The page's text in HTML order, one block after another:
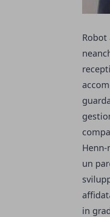
Robot
un
in